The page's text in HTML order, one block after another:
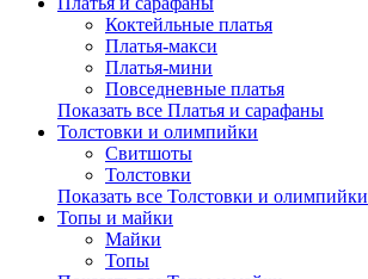
Коктейльные платья
Платья-макси
Платья-мини
Повседневные платья
Показать все Платья и сарафаны
Толстовки и олимпийки
Свитшоты
Толстовки
Показать все Толстовки и олимпийки
Топы и майки
Майки
Топы